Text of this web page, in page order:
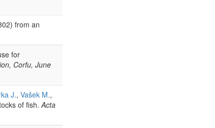
from an
for
Corfu, June
J., Vašek M.,
of fish. Acta